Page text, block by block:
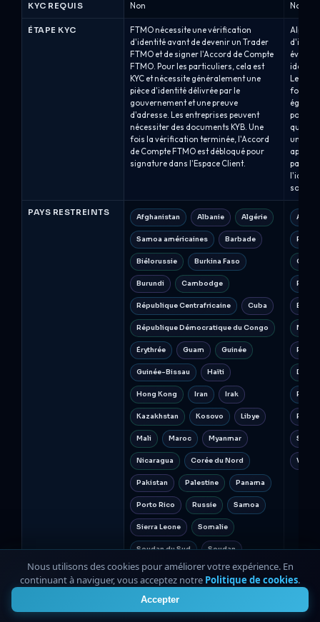
KYC REQUIS Non Non
ÉTAPE KYC
FTMO nécessite une vérification
d'identité avant de devenir un Trader
FTMO et de signer l'Accord de Compte
FTMO. Pour les particuliers, cela est
KYC et nécessite généralement une
pièce d'identité délivrée par le
gouvernement et une preuve
d'adresse. Les entreprises peuvent
nécessiter des documents KYB. Une
fois la vérification terminée, l'Accord
de Compte FTMO est débloqué pour
signature dans l'Espace Client.
Alpha
Les
pour
un
après
sont
PAYS RESTREINTS Afghanistan Albanie Algérie
Samoa américaines Barbade
Biélorussie Burkina Faso
Burundi Cambodge
République Centrafricaine Cuba
République Démocratique du Congo
Érythrée Guam Guinée
Guinée-Bissau Haïti
Hong Kong Iran Irak
Kazakhstan Kosovo Libye
Mali Maroc Myanmar
Nicaragua Corée du Nord
Pakistan Palestine Panama
Porto Rico Russie Samoa
Sierra Leone Somalie
Soudan du Sud Soudan
Syrie Tunisie Ouganda
Cuba
Russie
Nous utilisons des cookies pour améliorer votre expérience. En
continuant à naviguer, vous acceptez notre Politique de cookies.
Accepter
4